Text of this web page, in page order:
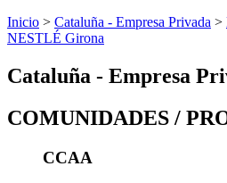
Inicio > Cataluña - Empresa Privada >
NESTLÉ Girona
Cataluña - Empresa
COMUNIDADES /
CCAA